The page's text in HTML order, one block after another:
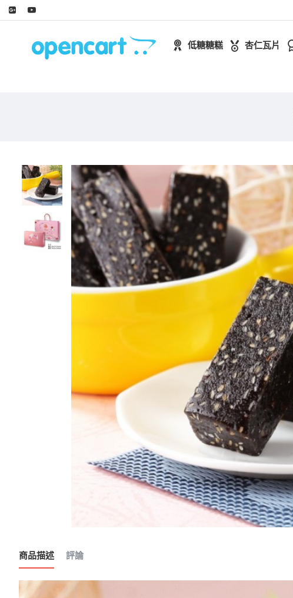
低糖糖糕 杏仁瓦片
商品描述 評論